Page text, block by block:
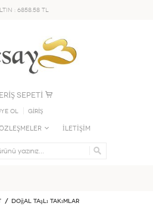
: 6858.58 TL
SEPETİ
Ol GİRİŞ
İLETİŞİM
Doğal Taşlı Takımlar